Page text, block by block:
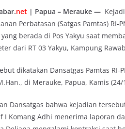
t
t
e
r
t
s
A
p
p
y
L
i
n
net | Papua – Merauke —
Perbatasan (Satgas Pamtas)
yang berada di Pos Yakyu saat
dari RT 03 Yakyu, Kampung
dikatakan Dansatgas Pamtas RI-
di Merauke, Papua, Kamis (24/
Dansatgas bahwa kejadian
I Komang Adhi menerima laporan